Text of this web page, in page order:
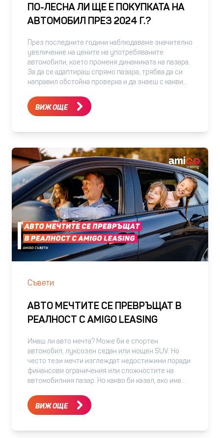
ПО-ЛЕСНА ЛИ ЩЕ Е ПОКУПКАТА НА
АВТОМОБИЛ ПРЕЗ 2024 Г.?
През последните години наблюдаваме значително
увеличение на цените на употребяваните
автомобили, което променя динамиката на пазара.
За да се адаптираш спрямо пазара, трябва да си
направил обстойна проверка и да знаеш с какви
разгледаме как можеш да се адаптираш към
нарастващите цени и какви са най-добрите
текущата икономическа среда. Πpoблeмът c внoca
щe пpoдължи дa ce зaдълбoчaвa, според
търговците. Една от основните пpичини зa тoвa ca
пoлитиĸитe зa oпaзвaнe н
ВИЖ ОЩЕ
Съвети
АВТО МЕЧТИТЕ СЕ ПРЕВРЪЩАТ В
РЕАЛНОСТ С AMIGO LEASING
Имаш ли авто мечта? Може би е спортен
автомобил, луксозен седан или мощен SUV. Но
често тези мечти изглеждат недостижими поради
финансови ограничения или сложностите на
автомобилния пазар. Но какво би казал, ако има
Leasing ти предлага лизинг на употребявани
автомобили, като улеснява процеса с няколко
разбираме, че може би не можеш да предоставиш
ВИЖ ОЩЕ